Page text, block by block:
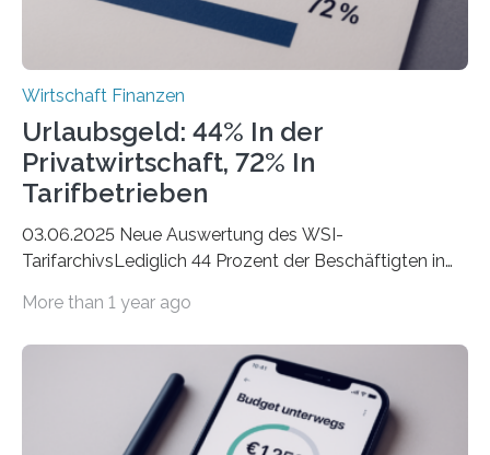
Wirtschaft Finanzen
Urlaubsgeld: 44% In der
Privatwirtschaft, 72% In
Tarifbetrieben
03.06.2025 Neue Auswertung des WSI-
TarifarchivsLediglich 44 Prozent der Beschäftigten in
tarifgebundenen Betrieben ist der Anteil mit 72 Prozent
Unterkünfte fast überall deutlich teurer geworden. Für
viele Beschäftigte ist deshalb das zumeist im Juni oder
Juli ausgezahlte Urlaubsgeld ein wichtiger Faktor, um
sich den wohlverdienten Jahresurlaub leisten zu
More than 1 year ago